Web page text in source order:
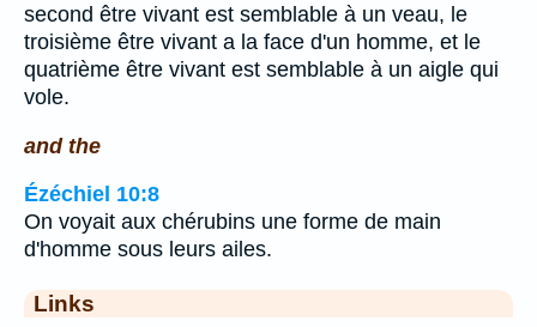
second être vivant est semblable à un veau, le
troisième être vivant a la face d'un homme, et le
quatrième être vivant est semblable à un aigle qui
vole.
and the
Ézéchiel 10:8
On voyait aux chérubins une forme de main
d'homme sous leurs ailes.
Links